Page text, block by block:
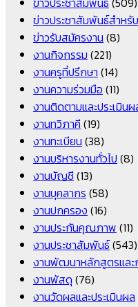
ข่าวประชาสัมพันธ์สำหรั
ข่าวรับสมัครงาน (8)
งานกิจกรรม (221)
งานครูที่ปรึกษา (14)
งานความร่วมมือ (11)
งานติดตามและประเมิน
งานทวิภาคี (19)
งานทะเบียน (38)
งานบริหารงานทั่วไป (8)
งานบัญชี(13)
งานบุคลากร (58)
งานปกครอง (16)
งานประกันคุณภาพ (11)
งานประชาสัมพันธ์(543)
งานพัฒนาหลักสูตรและ
งานพัสดุ (76)
งานวัดผลและประเมินผล